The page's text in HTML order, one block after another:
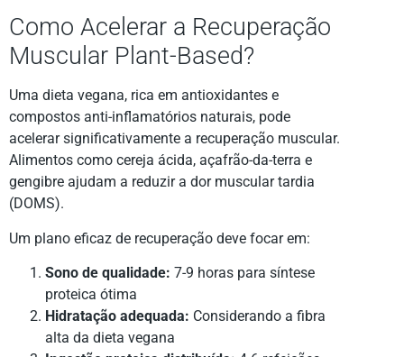
Como Acelerar a Recuperação
Muscular Plant-Based?
Uma dieta vegana, rica em antioxidantes e
compostos anti-inflamatórios naturais, pode
acelerar significativamente a recuperação muscular.
Alimentos como cereja ácida, açafrão-da-terra e
gengibre ajudam a reduzir a dor muscular tardia
(DOMS).
Um plano eficaz de recuperação deve focar em:
Sono de qualidade: 7-9 horas para síntese
proteica ótima
Hidratação adequada: Considerando a fibra
alta da dieta vegana